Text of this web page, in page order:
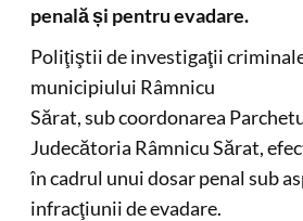
penală și pentru evadare.
Poliţiştii de investigaţii
municipiului Râmnicu
Sărat, sub coordonarea
Judecătoria Râmnicu Sărat,
în cadrul unui dosar penal sub
infracţiunii de evadare.